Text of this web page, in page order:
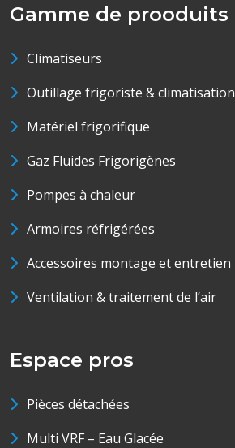
Gamme de prooduits
Climatiseurs
Outillage frigoriste & climatisation
Matériel frigorifique
Gaz Fluides Frigorigènes
Pompes à chaleur
Armoires réfrigérées
Accessoires montage et entretien
Ventilation & traitement de l’air
Espace pros
Pièces détachées
Multi VRF – Eau Glacée